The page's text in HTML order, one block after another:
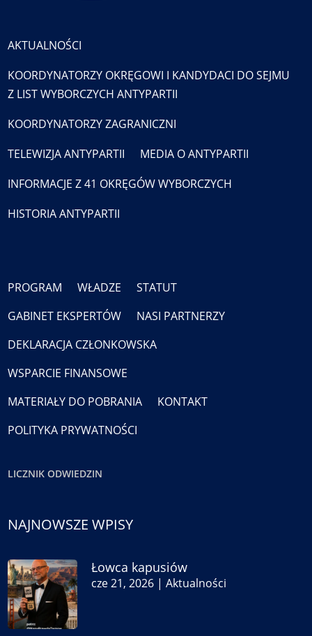
AKTUALNOŚCI
KOORDYNATORZY OKRĘGOWI I KANDYDACI DO SEJMU
Z LIST WYBORCZYCH ANTYPARTII
KOORDYNATORZY ZAGRANICZNI
TELEWIZJA ANTYPARTII
MEDIA O ANTYPARTII
INFORMACJE Z 41 OKRĘGÓW WYBORCZYCH
HISTORIA ANTYPARTII
PROGRAM WŁADZE
STATUT
GABINET EKSPERTÓW
NASI PARTNERZY
DEKLARACJA CZŁONKOWSKA
WSPARCIE FINANSOWE
MATERIAŁY DO POBRANIA
KONTAKT
POLITYKA PRYWATNOŚCI
LICZNIK ODWIEDZIN
NAJNOWSZE WPISY
Łowca kapusiów
cze 21, 2026 |Aktualności